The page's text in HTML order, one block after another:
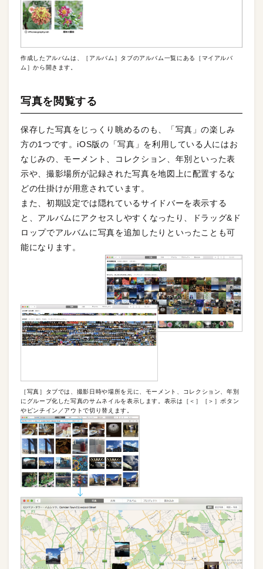
作成したアルバムは、［アルバム］タブのアルバム一覧にある［マイアルバ
ム］から開きます。
写真を閲覧する
保存した写真をじっくり眺めるのも、「写真」の楽しみ
方の1つです。iOS版の「写真」を利用している人にはお
なじみの、モーメント、コレクション、年別といった表
示や、撮影場所が記録された写真を地図上に配置するな
どの仕掛けが用意されています。
また、初期設定では隠れているサイドバーを表示する
と、アルバムにアクセスしやすくなったり、ドラッグ&ド
ロップでアルバムに写真を追加したりといったことも可
能になります。
［写真］タブでは、撮影日時や場所を元に、モーメント、コレクション、年別
にグループ化した写真のサムネイルを表示します。表示は［＜］［＞］ボタン
やピンチイン／アウトで切り替えます。